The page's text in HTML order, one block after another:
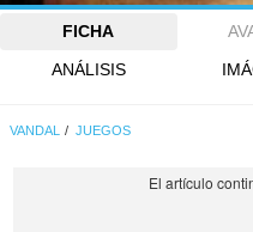
FICHA
ANÁLISIS
VANDAL JUEGOS